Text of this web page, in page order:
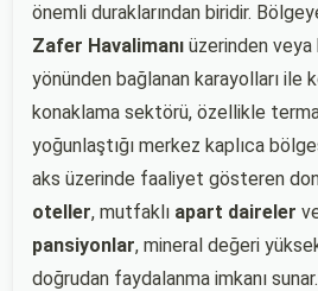
önemli duraklarından biridir.
Zafer Havalimanı üzerinden
yönünden bağlanan karayolları ile
konaklama sektörü, özellikle
yoğunlaştığı merkez kaplıca
aks üzerinde faaliyet gösteren
oteller, mutfaklı apart daireler
pansiyonlar, mineral değeri
doğrudan faydalanma imkanı